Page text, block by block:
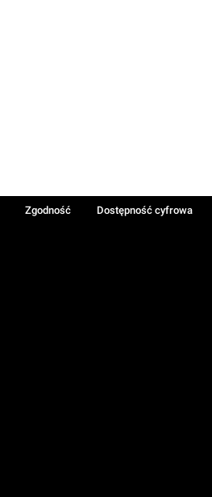
Zgodność
Dostępność cyfrowa